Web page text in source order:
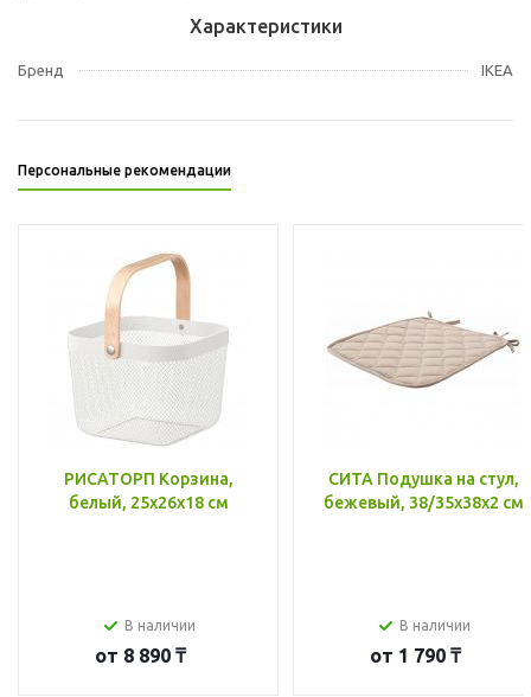
Характеристики
Бренд IKEA
Персональные рекомендации
РИСАТОРП Корзина,
белый, 25x26x18 см
В наличии
от 8 890 ₸
СИТА Подушка на стул,
бежевый, 38/35x38x2 см
В наличии
от 1 790 ₸